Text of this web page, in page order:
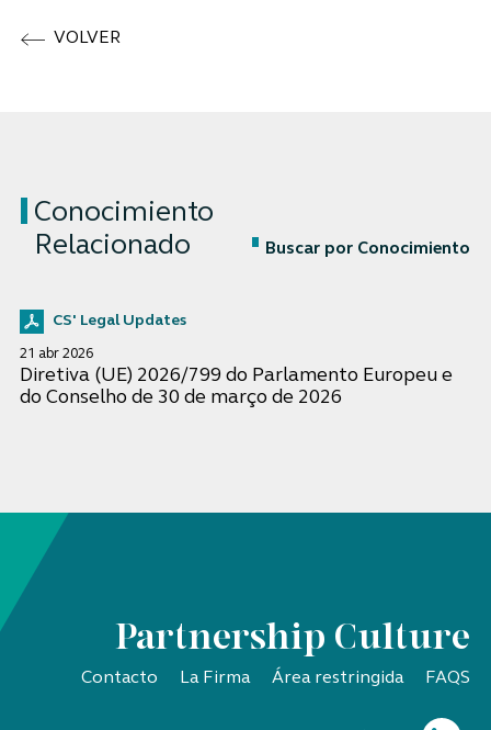
VOLVER
Conocimiento
Relacionado
Buscar por Conocimiento
CS' Legal Updates
21 abr 2026
Diretiva (UE) 2026/799 do Parlamento Europeu e
do Conselho de 30 de março de 2026
Partnership Culture
Contacto La Firma Área restringida FAQS